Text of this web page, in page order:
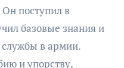
поступил в
базовые знания и
в армии.
и упорству,